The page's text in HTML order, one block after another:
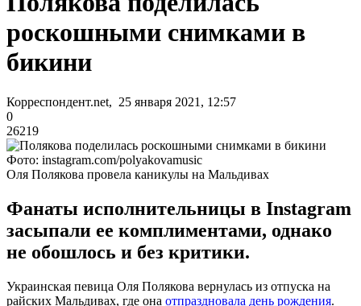
роскошными снимками в
бикини
Корреспондент.net, 25 января 2021, 12:57
0
26219
Фото: instagram.com/polyakovamusic
Оля Полякова провела каникулы на Мальдивах
Фанаты исполнительницы в Instagram
засыпали ее комплиментами, однако
не обошлось и без критики.
Украинская певица Оля Полякова вернулась из отпуска на
райских Мальдивах, где она отпраздновала день рождения.